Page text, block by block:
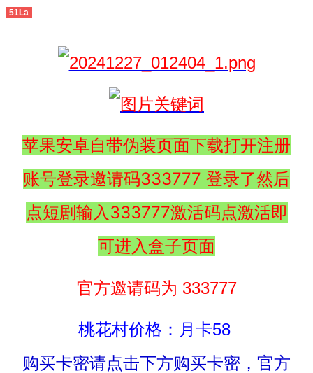
51La
苹果安卓自带伪装页面下载打开注册
账号登录邀请码333777 登录了然后
点短剧输入333777激活码点激活即
可进入盒子页面
官方邀请码为 333777
桃花村价格：月卡58
购买卡密请点击下方购买卡密，官方